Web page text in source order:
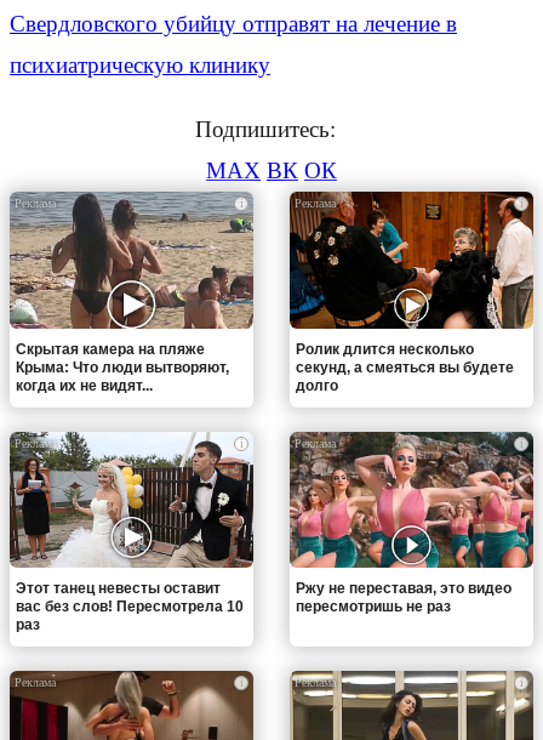
Свердловского убийцу отправят на лечение в
психиатрическую клинику
Подпишитесь:
MAX ВК ОК
i
Скрытая камера на пляже
Крыма: Что люди вытворяют,
когда их не видят...
i
Ролик длится несколько
секунд, а смеяться вы будете
долго
i
Этот танец невесты оставит
вас без слов! Пересмотрела 10
раз
i
Ржу не переставая, это видео
пересмотришь не раз
i i